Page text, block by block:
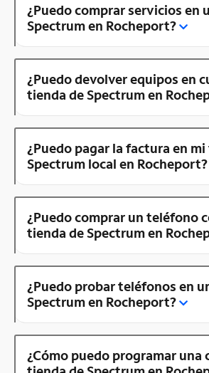
¿Puedo comprar servicios en
Spectrum en Rocheport?
¿Puedo devolver equipos en
tienda de Spectrum en
¿Puedo pagar la factura en
Spectrum local en Rocheport?
¿Puedo comprar un teléfono
tienda de Spectrum en
¿Puedo probar teléfonos en
Spectrum en Rocheport?
¿Cómo puedo programar una